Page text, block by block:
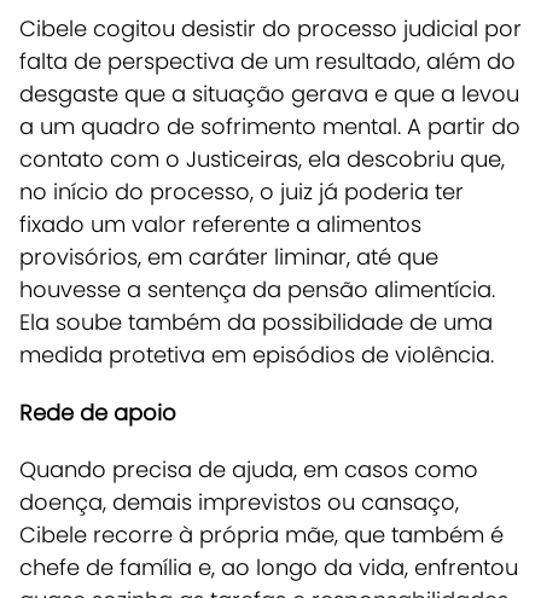
Cibele cogitou desistir do processo judicial por
falta de perspectiva de um resultado, além do
desgaste que a situação gerava e que a levou
a um quadro de sofrimento mental. A partir do
contato com o Justiceiras, ela descobriu que,
no início do processo, o juiz já poderia ter
fixado um valor referente a alimentos
provisórios, em caráter liminar, até que
houvesse a sentença da pensão alimentícia.
Ela soube também da possibilidade de uma
medida protetiva em episódios de violência.
Rede de apoio
Quando precisa de ajuda, em casos como
doença, demais imprevistos ou cansaço,
Cibele recorre à própria mãe, que também é
chefe de família e, ao longo da vida, enfrentou